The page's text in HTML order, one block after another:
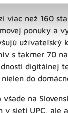
viac než 160
ponuky a
užívateľský
s takmer 70
digitálnej
do
na
v sieti UPC, ale